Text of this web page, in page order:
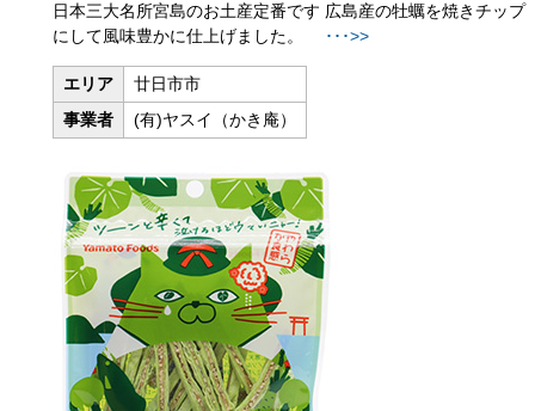
日本三大名所宮島のお土産定番です 広島産の牡蠣を焼きチップ
にして風味豊かに仕上げました。
･･･>>
エリア
廿日市市
事業者
(有)ヤスイ（かき庵）